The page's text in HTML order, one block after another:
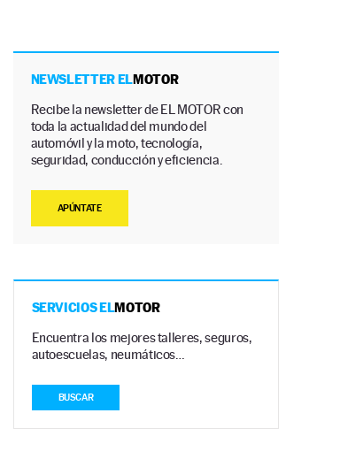
NEWSLETTER ELMOTOR
Recibe la newsletter de EL MOTOR con
toda la actualidad del mundo del
automóvil y la moto, tecnología,
seguridad, conducción y eficiencia.
APÚNTATE
SERVICIOS ELMOTOR
Encuentra los mejores talleres, seguros,
autoescuelas, neumáticos…
BUSCAR